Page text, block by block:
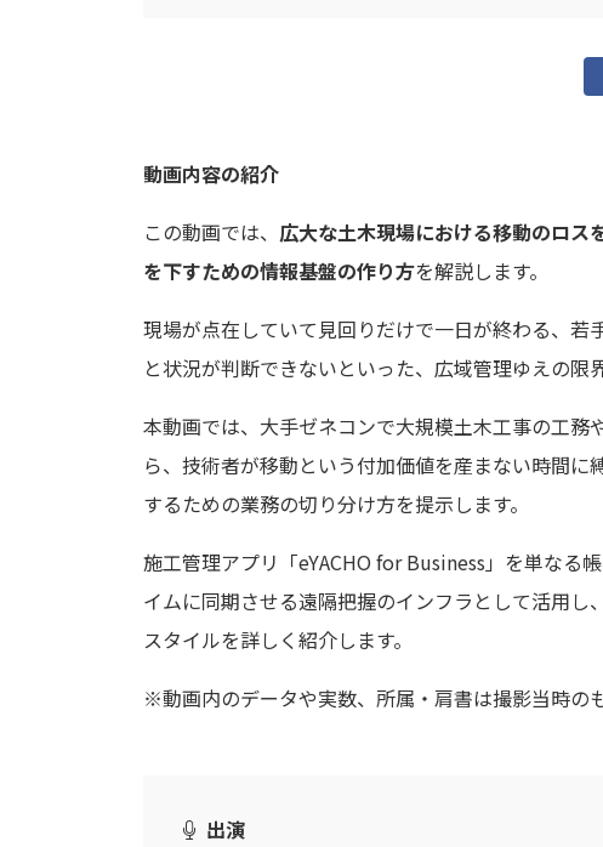
動画内容の紹介
この動画では、 広大な土木現場における移動のロス
を下すための情報基盤の作り方を解説します。
現場が点在していて見回りだけで一日が終わる、
と状況が判断できないといった、広域管理ゆえの限
本動画では、大手ゼネコンで大規模土木工事の工務
ら、技術者が移動という付加価値を産まない時間
するための業務の切り分け方を提示します。
施工管理アプリ「eYACHO for Business」を単なる
イムに同期させる遠隔把握のインフラとして活用
スタイルを詳しく紹介します。
※動画内のデータや実数、所属・肩書は撮影当時の
出演